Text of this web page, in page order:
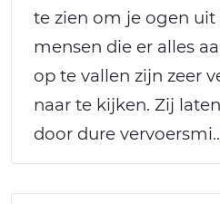
te zien om je ogen uit
mensen die er alles
op te vallen zijn zeer
naar te kijken. Zij
door dure vervoersmi